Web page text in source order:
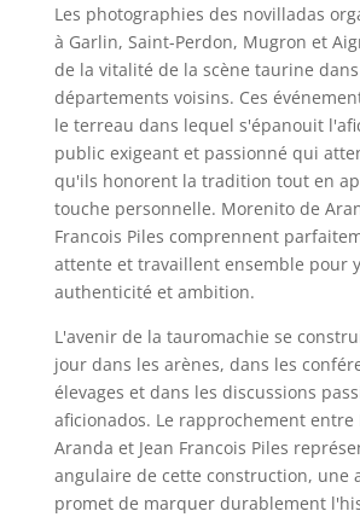
Les photographies des novilladas
à Garlin, Saint-Perdon, Mugron et
de la vitalité de la scène taurine
départements voisins. Ces
le terreau dans lequel s'épanouit
public exigeant et passionné qui
qu'ils honorent la tradition tout en
touche personnelle. Morenito de
Francois Piles comprennent
attente et travaillent ensemble pour
authenticité et ambition.
L'avenir de la tauromachie se
jour dans les arènes, dans les
élevages et dans les discussions
aficionados. Le rapprochement
Aranda et Jean Francois Piles
angulaire de cette construction, une
promet de marquer durablement